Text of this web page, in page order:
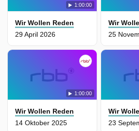
1:00:00
Wir Wollen Reden
29 April 2026
Wir
25
1:00:00
Wir Wollen Reden
14 Oktober 2025
Wir
23